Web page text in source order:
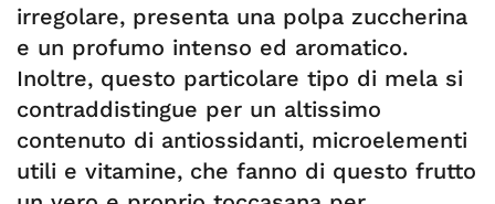
irregolare, presenta una polpa zuccherina
e un profumo intenso ed aromatico.
Inoltre, questo particolare tipo di mela si
contraddistingue per un altissimo
contenuto di antiossidanti, microelementi
utili e vitamine, che fanno di questo frutto